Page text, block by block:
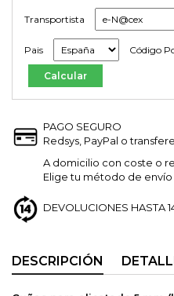
Transportista
Pais Código
PAGO SEGURO
Redsys, PayPal o
A domicilio con coste o
Elige tu método de envío
DEVOLUCIONES HASTA
DESCRIPCIÓN